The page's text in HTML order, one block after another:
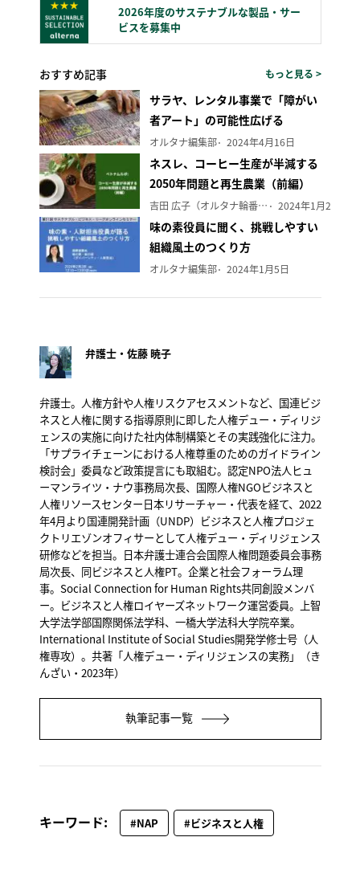
2026年度のサステナブルな製品・サー
ビスを募集中
おすすめ記事 もっと見る >
サラヤ、レンタル事業で「障がい
者アート」の可能性広げる
オルタナ編集部 2024年4月16日
ネスレ、コーヒー生産が半減する
2050年問題と再生農業（前編）
吉田 広子（オルタナ輪番編集長） 2024年1月29日
味の素役員に聞く、挑戦しやすい
組織風土のつくり方
オルタナ編集部 2024年1月5日
弁護士・佐藤 暁子
弁護士。人権方針や人権リスクアセスメントなど、国連ビジ
ネスと人権に関する指導原則に即した人権デュー・ディリジ
ェンスの実施に向けた社内体制構築とその実践強化に注力。
「サプライチェーンにおける人権尊重のためのガイドライン
検討会」委員など政策提言にも取組む。 認定NPO法人ヒュ
ーマンライツ・ナウ事務局次長、国際人権NGOビジネスと
人権リソースセンター日本リサーチャー・代表を経て、 2022
年4月より国連開発計画（UNDP）ビジネスと人権プロジェ
クトリエゾンオフィサーとして人権デュー・ディリジェンス
研修などを担当。 日本弁護士連合会国際人権問題委員会事務
局次長、同ビジネスと人権PT。企業と社会フォーラム理
事。 Social Connection for Human Rights共同創設メンバ
ー。ビジネスと人権ロイヤーズネットワーク運営委員。
上智
大学法学部国際関係法学科、一橋大学法科大学院卒業。
International Institute of Social Studies開発学修士号（人
権専攻）。共著「人権デュー・ディリジェンスの実務」（き
んざい・ 2023年）
執筆記事一覧
キーワード: #NAP #ビジネスと人権